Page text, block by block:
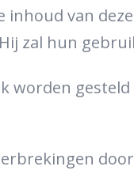
van
zal hun
worden